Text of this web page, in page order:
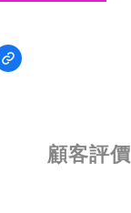
顧客評價